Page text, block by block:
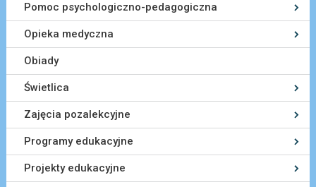
Pomoc psychologiczno-pedagogiczna
Opieka medyczna
Obiady
Świetlica
Zajęcia pozalekcyjne
Programy edukacyjne
Projekty edukacyjne